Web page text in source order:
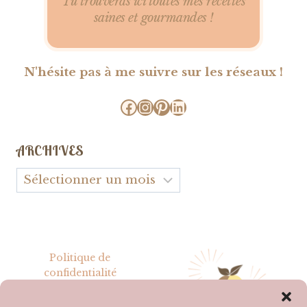
saines et gourmandes !
N'hésite pas à me suivre sur les réseaux !
Facebook
Instagram
Pinterest
LinkedIn
ARCHIVES
Archives
Politique de
confidentialité